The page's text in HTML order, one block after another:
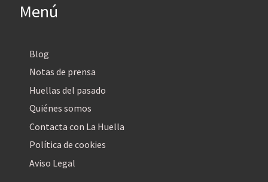
Menú
Blog
Notas de prensa
Huellas del pasado
Quiénes somos
Contacta con La Huella
Política de cookies
Aviso Legal